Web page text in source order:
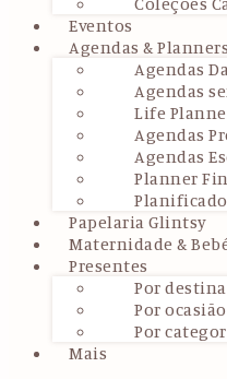
Eventos
Agendas & Planners
Agendas
Agendas
Life
Agendas
Agendas
Planner
Papelaria Glintsy
Maternidade &
Presentes
Por
Por ocasião
Por
Mais